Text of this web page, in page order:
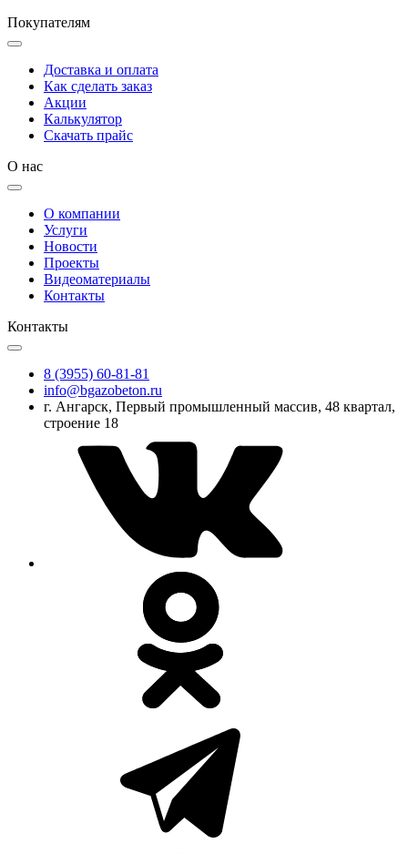
Покупателям
Доставка и оплата
Как сделать заказ
Акции
Калькулятор
Скачать прайс
О нас
О компании
Услуги
Новости
Проекты
Видеоматериалы
Контакты
Контакты
8 (3955) 60-81-81
info@bgazobeton.ru
г. Ангарск, Первый промышленный массив, 48 квартал,
строение 18